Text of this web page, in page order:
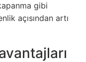
gibi
açısından artı